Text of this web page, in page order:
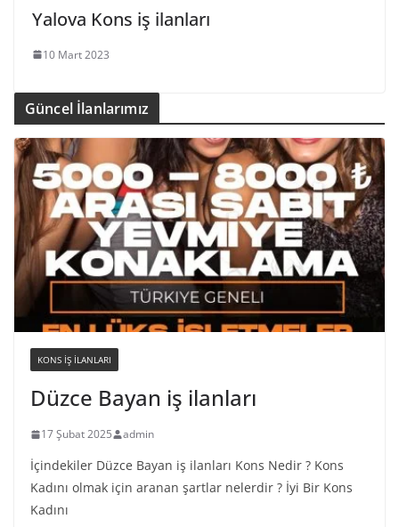
Yalova Kons iş ilanları
10 Mart 2023
Güncel İlanlarımız
KONS IŞ ILANLARI
Düzce Bayan iş ilanları
17 Şubat 2025 admin
İçindekiler Düzce Bayan iş ilanları Kons Nedir ? Kons
Kadını olmak için aranan şartlar nelerdir ? İyi Bir Kons
Kadını